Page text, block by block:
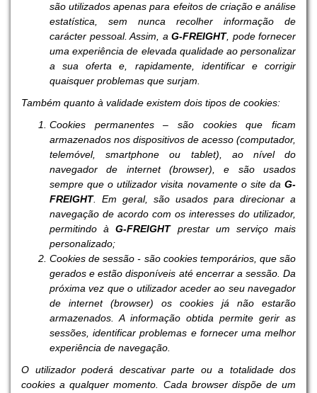
são utilizados apenas para efeitos de criação e análise
estatística, sem nunca recolher informação de
carácter pessoal. Assim, a G-FREIGHT, pode fornecer
uma experiência de elevada qualidade ao personalizar
a sua oferta e, rapidamente, identificar e corrigir
quaisquer problemas que surjam.
Também quanto à validade existem dois tipos de cookies:
Cookies permanentes – são cookies que ficam
armazenados nos dispositivos de acesso (computador,
telemóvel, smartphone ou tablet), ao nível do
navegador de internet (browser), e são usados
sempre que o utilizador visita novamente o site da G-
FREIGHT. Em geral, são usados para direcionar a
navegação de acordo com os interesses do utilizador,
permitindo àG-FREIGHT prestar um serviço mais
personalizado;
Cookies de sessão - são cookies temporários, que são
gerados e estão disponíveis até encerrar a sessão. Da
próxima vez que o utilizador aceder ao seu navegador
de internet (browser) os cookies já não estarão
armazenados. A informação obtida permite gerir as
sessões, identificar problemas e fornecer uma melhor
experiência de navegação.
O utilizador poderá descativar parte ou a totalidade dos
cookies a qualquer momento. Cada browser dispõe de um